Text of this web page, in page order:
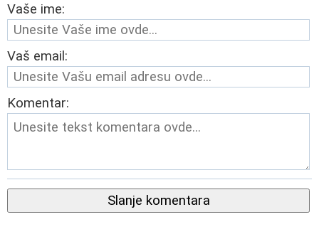
Vaše ime:
Vaš email:
Komentar:
Slanje komentara